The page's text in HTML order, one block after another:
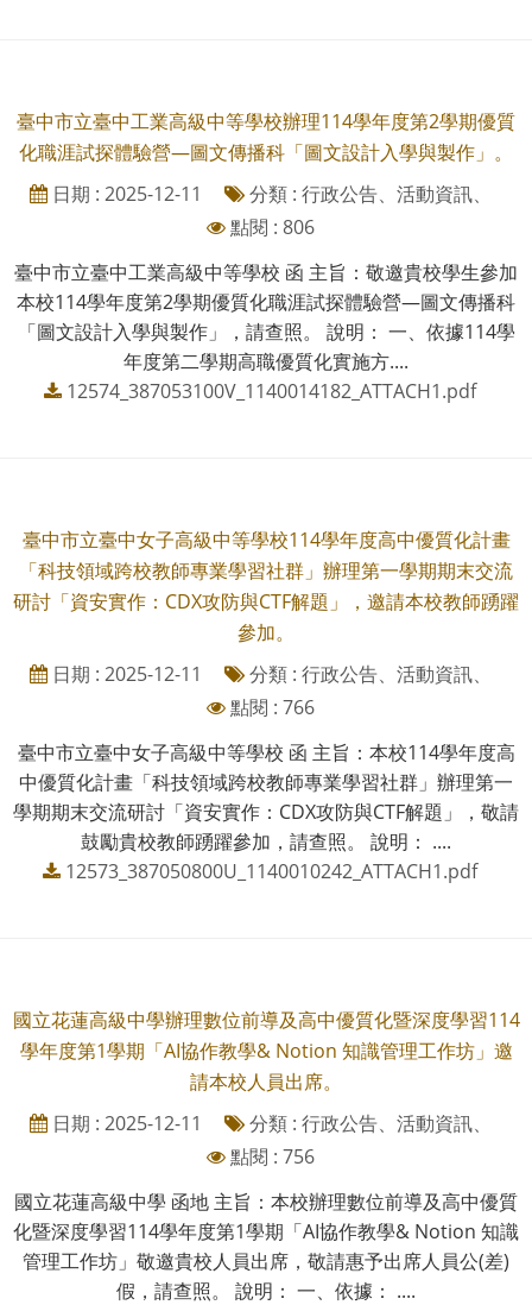
臺中市立臺中工業高級中等學校辦理114學年度第2學期優質
化職涯試探體驗營—圖文傳播科「圖文設計入學與製作」。
日期 : 2025-12-11
分類 : 行政公告、活動資訊、
點閱 : 806
臺中市立臺中工業高級中等學校 函 主旨：敬邀貴校學生參加
本校114學年度第2學期優質化職涯試探體驗營—圖文傳播科
「圖文設計入學與製作」，請查照。 說明： 一、依據114學
年度第二學期高職優質化實施方....
12574_387053100V_1140014182_ATTACH1.pdf
臺中市立臺中女子高級中等學校114學年度高中優質化計畫
「科技領域跨校教師專業學習社群」辦理第一學期期末交流
研討「資安實作：CDX攻防與CTF解題」，邀請本校教師踴躍
參加。
日期 : 2025-12-11
分類 : 行政公告、活動資訊、
點閱 : 766
臺中市立臺中女子高級中等學校 函 主旨：本校114學年度高
中優質化計畫「科技領域跨校教師專業學習社群」辦理第一
學期期末交流研討「資安實作：CDX攻防與CTF解題」，敬請
鼓勵貴校教師踴躍參加，請查照。 說明： ....
12573_387050800U_1140010242_ATTACH1.pdf
國立花蓮高級中學辦理數位前導及高中優質化暨深度學習114
學年度第1學期「AI協作教學& Notion 知識管理工作坊」邀
請本校人員出席。
日期 : 2025-12-11
分類 : 行政公告、活動資訊、
點閱 : 756
國立花蓮高級中學 函地 主旨：本校辦理數位前導及高中優質
化暨深度學習114學年度第1學期「AI協作教學& Notion 知識
管理工作坊」敬邀貴校人員出席，敬請惠予出席人員公(差)
假，請查照。 說明： 一、依據： ....